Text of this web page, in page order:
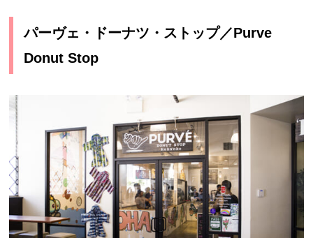
パーヴェ・ドーナツ・ストップ／Purve
Donut Stop